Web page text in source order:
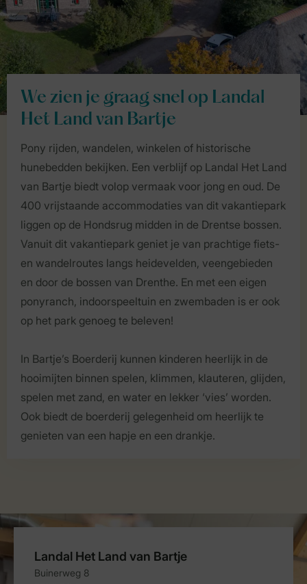
We zien je graag snel op Landal
Het Land van Bartje
Pony rijden, wandelen, winkelen of historische
hunebedden bekijken. Een verblijf op Landal Het Land
van Bartje biedt volop vermaak voor jong en oud. De
400 vrijstaande accommodaties van dit vakantiepark
liggen op de Hondsrug midden in de Drentse bossen.
Vanuit dit vakantiepark geniet je van prachtige fiets-
en wandelroutes langs heidevelden, veengebieden
en door de bossen van Drenthe. En met een eigen
ponyranch, indoorspeeltuin en zwembaden is er ook
op het park genoeg te beleven!
In Bartje’s Boerderij kunnen kinderen heerlijk in de
hooimijten binnen spelen, klimmen, klauteren, glijden,
spelen met zand, en water en lekker ‘vies’ worden.
Ook biedt de boerderij gelegenheid om heerlijk te
genieten van een hapje en een drankje.